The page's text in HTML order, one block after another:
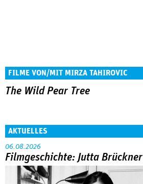
FILME VON/MIT MIRZA TAHIROVIC
The Wild Pear Tree
AKTUELLES
06.08.2026
Filmgeschichte: Jutta Brückner